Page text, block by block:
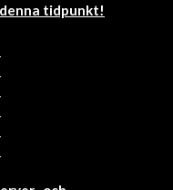
tidpunkt!